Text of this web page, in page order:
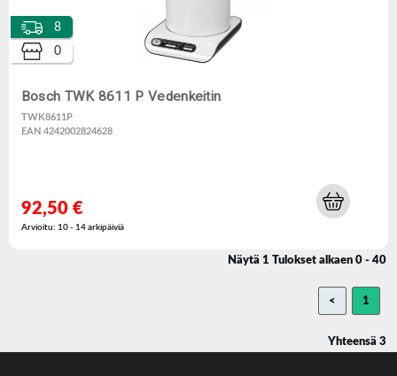
Bosch TWK 8611 P Vedenkeitin
TWK8611P
EAN 4242002824628
8
0
92,50 €
Arvioitu: 10 - 14 arkipäiviä
Näytä 1 Tulokset alkaen 0 - 40
< 1
Yhteensä 3